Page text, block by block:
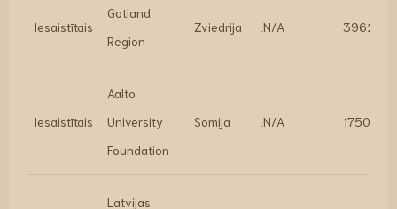
Iesaistītais
Gotland
Region
Zviedrija .N/A
Iesaistītais
Aalto
University
Foundation
Somija .N/A
Latvijas